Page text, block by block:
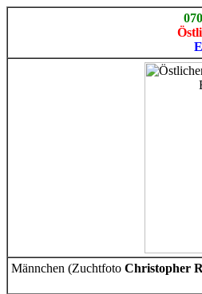
Männchen (Zuchtfoto Christopher